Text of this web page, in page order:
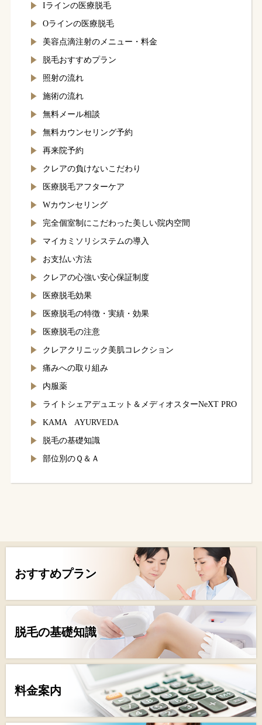
Iラインの医療脱毛
Oラインの医療脱毛
美容点滴注射のメニュー・料金
脱毛おすすめプラン
照射の流れ
施術の流れ
無料メール相談
無料カウンセリング予約
再来院予約
クレアの負けないこだわり
医療脱毛アフターケア
Wカウンセリング
完全個室制にこだわった美しい院内空間
マイカミソリシステムの導入
お支払い方法
クレアの心強い安心保証制度
医療脱毛効果
医療脱毛の特徴・実績・効果
医療脱毛の注意
クレアクリニック美肌コレクション
痛みへの取り組み
内服薬
ライトシェアデュエット＆ メディオスターNeXT PRO
KAMA AYURVEDA
脱毛の基礎知識
部位別のＱ＆Ａ
おすすめプラン
脱毛の基礎知識
料金案内